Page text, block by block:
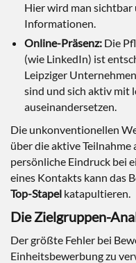
Hier wird man
Informationen.
Online-Präsenz: Die
(wie LinkedIn) ist
Leipziger
sind und sich aktiv mit
auseinandersetzen.
Die unkonventionellen
über die aktive Teilnahme
persönliche Eindruck bei
eines Kontakts kann das
Top-Stapel katapultieren.
Die Zielgruppen-
Der größte Fehler bei
Einheitsbewerbung zu